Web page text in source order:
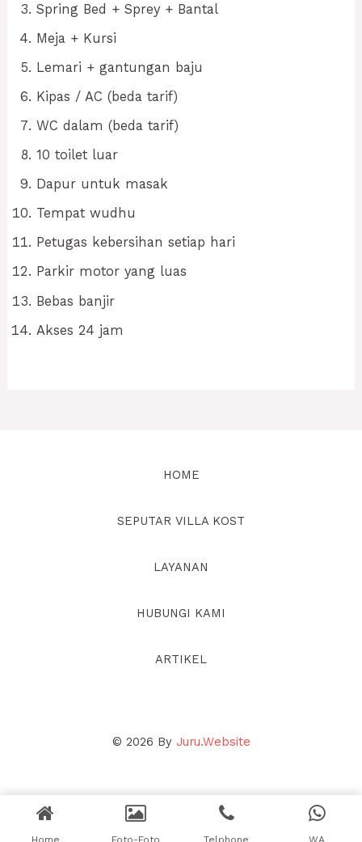
Spring Bed + Sprey + Bantal
Meja + Kursi
Lemari + gantungan baju
Kipas / AC (beda tarif)
WC dalam (beda tarif)
10 toilet luar
Dapur untuk masak
Tempat wudhu
Petugas kebersihan setiap hari
Parkir motor yang luas
Bebas banjir
Akses 24 jam
HOME
SEPUTAR VILLA KOST
LAYANAN
HUBUNGI KAMI
ARTIKEL
© 2026 By Juru.Website
Home Foto-Foto Telphone WA